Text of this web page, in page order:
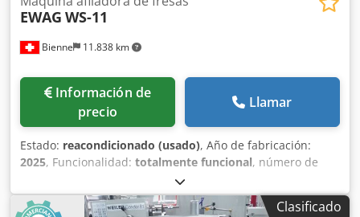
Bienne 11.838 km
EWAG WS-11
Información de
precio
Llamar
Estado: reacondicionado (usado), Año de fabricación:
2025, Funcionalidad: totalmente funcional, número de
, Origen de fabricación: Suiza
Voltaje: 400 / 380 / 50 / 3 Peso neto: aprox. 350 kg
Dimensiones: 82x85x156 cm Potencia instalada: máx. 2 kVA
Clasificado